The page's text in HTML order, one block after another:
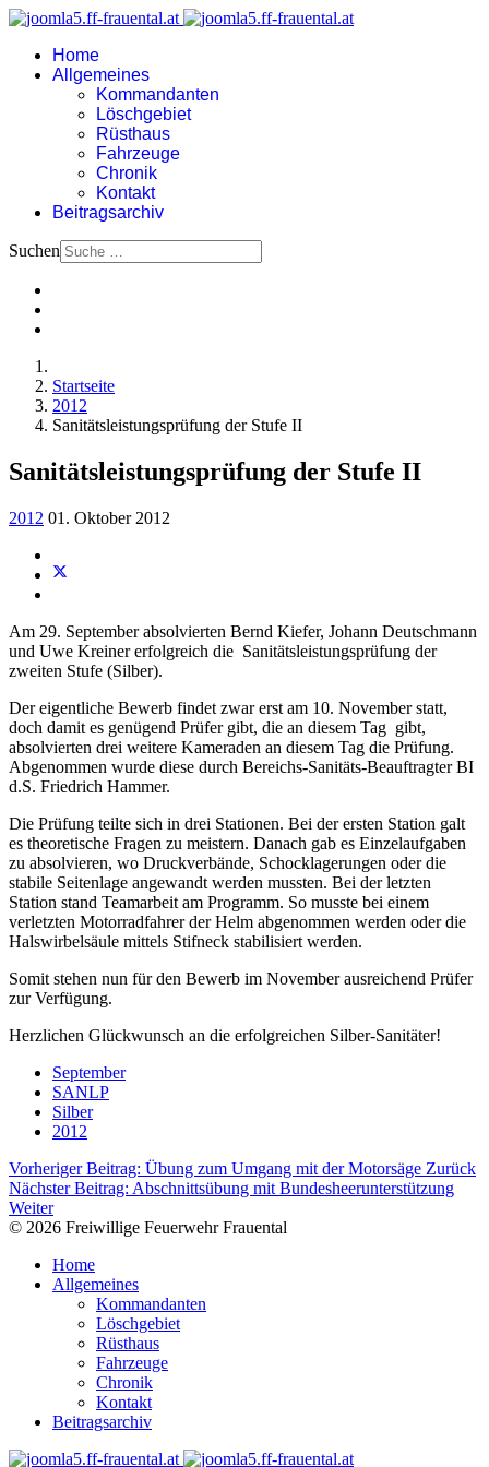
Home
Allgemeines
Kommandanten
Löschgebiet
Rüsthaus
Fahrzeuge
Chronik
Kontakt
Beitragsarchiv
Suchen
Startseite
2012
Sanitätsleistungsprüfung der Stufe II
Sanitätsleistungsprüfung der Stufe II
2012 01. Oktober 2012
Am 29. September absolvierten Bernd Kiefer, Johann Deutschmann
und Uwe Kreiner erfolgreich die Sanitätsleistungsprüfung der
zweiten Stufe (Silber).
Der eigentliche Bewerb findet zwar erst am 10. November statt,
doch damit es genügend Prüfer gibt, die an diesem Tag gibt,
absolvierten drei weitere Kameraden an diesem Tag die Prüfung.
Abgenommen wurde diese durch Bereichs-Sanitäts-Beauftragter BI
d.S. Friedrich Hammer.
Die Prüfung teilte sich in drei Stationen. Bei der ersten Station galt
es theoretische Fragen zu meistern. Danach gab es Einzelaufgaben
zu absolvieren, wo Druckverbände, Schocklagerungen oder die
stabile Seitenlage angewandt werden mussten. Bei der letzten
Station stand Teamarbeit am Programm. So musste bei einem
verletzten Motorradfahrer der Helm abgenommen werden oder die
Halswirbelsäule mittels Stifneck stabilisiert werden.
Somit stehen nun für den Bewerb im November ausreichend Prüfer
zur Verfügung.
Herzlichen Glückwunsch an die erfolgreichen Silber-Sanitäter!
September
SANLP
Silber
2012
Vorheriger Beitrag: Übung zum Umgang mit der Motorsäge Zurück
Nächster Beitrag: Abschnittsübung mit Bundesheerunterstützung
Weiter
© 2026 Freiwillige Feuerwehr Frauental
Home
Allgemeines
Kommandanten
Löschgebiet
Rüsthaus
Fahrzeuge
Chronik
Kontakt
Beitragsarchiv